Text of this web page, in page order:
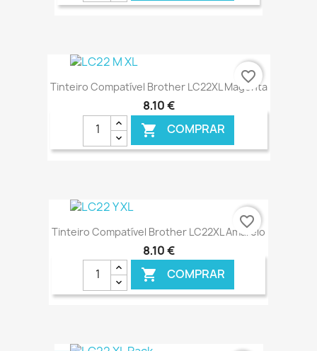
€ ONLINE
Tinteiro Compatível Brother LC22XL Magenta
8,10 €
 COMPRAR
€ ONLINE
favorite_border
Tinteiro Compatível Brother LC22XL Amarelo
8,10 €
 COMPRAR
favorite_border